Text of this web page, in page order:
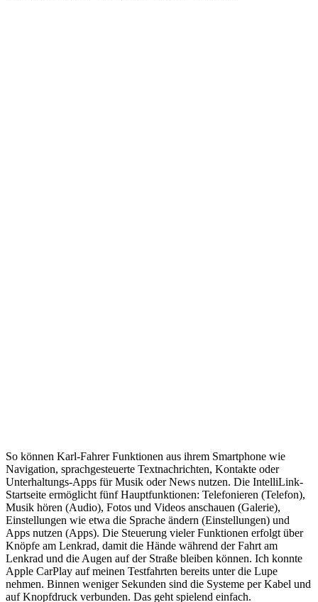
So können Karl-Fahrer Funktionen aus ihrem Smartphone wie
Navigation, sprachgesteuerte Textnachrichten, Kontakte oder
Unterhaltungs-Apps für Musik oder News nutzen. Die IntelliLink-
Startseite ermöglicht fünf Hauptfunktionen: Telefonieren (Telefon),
Musik hören (Audio), Fotos und Videos anschauen (Galerie),
Einstellungen wie etwa die Sprache ändern (Einstellungen) und
Apps nutzen (Apps). Die Steuerung vieler Funktionen erfolgt über
Knöpfe am Lenkrad, damit die Hände während der Fahrt am
Lenkrad und die Augen auf der Straße bleiben können. Ich konnte
Apple CarPlay auf meinen Testfahrten bereits unter die Lupe
nehmen. Binnen weniger Sekunden sind die Systeme per Kabel und
auf Knopfdruck verbunden. Das geht spielend einfach.